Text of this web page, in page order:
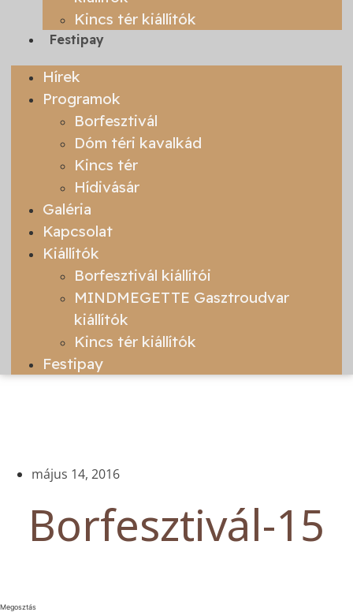
Kincs tér kiállítók
Festipay
Hírek
Programok
Borfesztivál
Dóm téri kavalkád
Kincs tér
Hídivásár
Galéria
Kapcsolat
Kiállítók
Borfesztivál kiállítói
MINDMEGETTE Gasztroudvar
kiállítók
Kincs tér kiállítók
Festipay
május 14, 2016
Borfesztivál-15
Megosztás